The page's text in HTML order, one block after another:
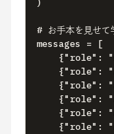
)
# お手本を見せて
messages = [
{"role":
{"role":
{"role":
{"role":
{"role":
{"role":